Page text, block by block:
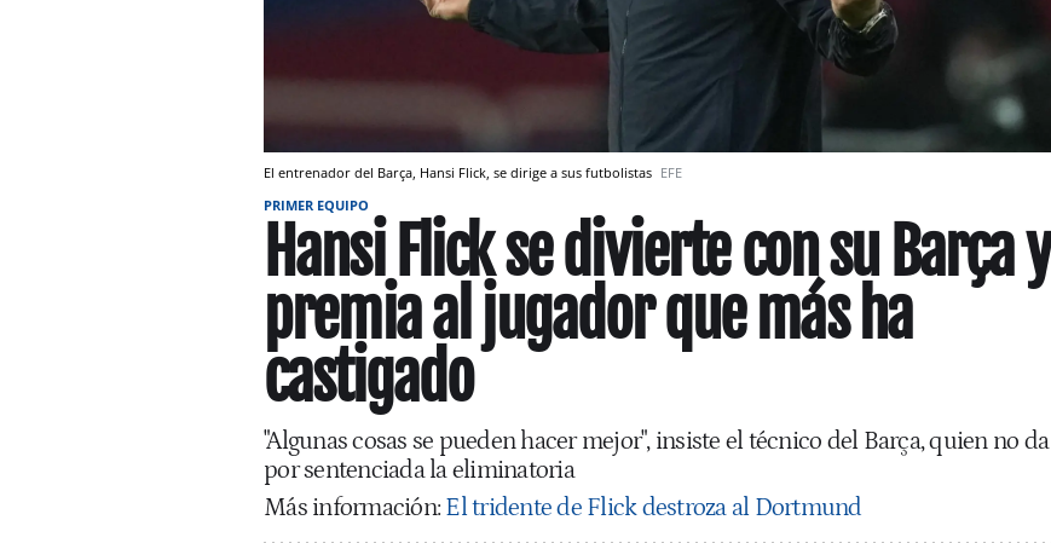
El entrenador del Barça, Hansi Flick, se dirige a sus futbolistas EFE
PRIMER EQUIPO
Hansi Flick se divierte con su Barça y
premia al jugador que más ha
castigado
"Algunas cosas se pueden hacer mejor", insiste el técnico del Barça, quien no da
por sentenciada la eliminatoria
Más información: El tridente de Flick destroza al Dortmund